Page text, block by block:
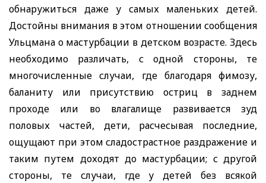
обнаружиться даже у самых маленьких детей.
Достойны внимания в этом отношении сообщения
Ульцмана о мастурбации в детском возрасте. Здесь
необходимо различать, с одной стороны, те
многочисленные случаи, где благодаря фимозу,
баланиту или присутствию остриц в заднем
проходе или во влагалище развивается зуд
половых частей, дети, расчесывая последние,
ощущают при этом сладострастное раздражение и
таким путем доходят до мастурбации; с другой
стороны, те случаи, где у детей без всякой